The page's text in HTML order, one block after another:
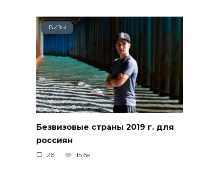
ВИЗЫ
Безвизовые страны 2019 г. для
россиян
26 15.6к.